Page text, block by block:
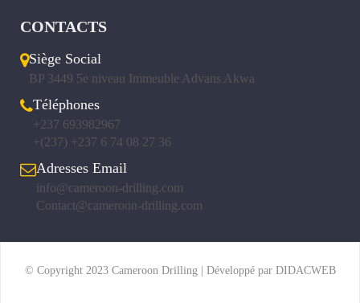
CONTACTS
Siège Social
BP 3449 5e niveau Immeuble Advans Akwa
Téléphones
+237 693982967
+(237) +237 6 74 08 27 36
Adresses Email
info@cameroon-drilling.com
Contact@cameroon-drilling.com
© Copyright 2023 Cameroon Drilling | Développé par DIDACWEB